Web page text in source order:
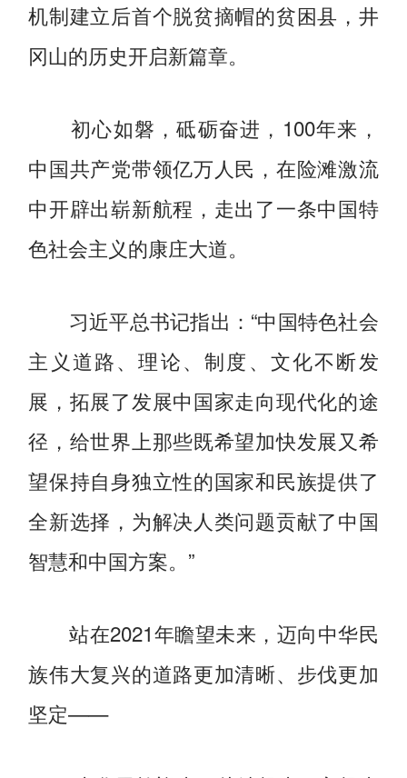
机制建立后首个脱贫摘帽的贫困县，井
冈山的历史开启新篇章。
初心如磐，砥砺奋进，100年来，
中国共产党带领亿万人民，在险滩激流
中开辟出崭新航程，走出了一条中国特
色社会主义的康庄大道。
习近平总书记指出：“中国特色社会
主义道路、理论、制度、文化不断发
展，拓展了发展中国家走向现代化的途
径，给世界上那些既希望加快发展又希
望保持自身独立性的国家和民族提供了
全新选择，为解决人类问题贡献了中国
智慧和中国方案。”
站在2021年瞻望未来，迈向中华民
族伟大复兴的道路更加清晰、步伐更加
坚定——